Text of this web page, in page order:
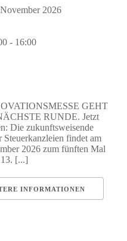
2026
- 16:00
GEHT
RUNDE. Jetzt
Die zukunftsweisende
Steuerkanzleien findet am
2026 zum fünften Mal
[...]
INFORMATIONEN